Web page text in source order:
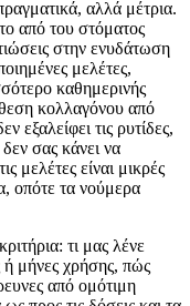
αλλά μέτρια.
από του στόματος
στην ενυδάτωση
μελέτες,
καθημερινής
κολλαγόνου από
εξαλείφει τις ρυτίδες,
σας κάνει να
μελέτες είναι μικρές
οπότε τα νούμερα
τι μας λένε
ή μήνες χρήσης, πώς
από ομότιμη